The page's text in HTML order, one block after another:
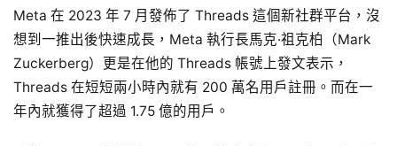
Meta 在 2023 年 7 月發佈了 Threads 這個新社群平台，沒
想到一推出後快速成長，Meta 執行長馬克·祖克柏（Mark
Zuckerberg）更是在他的 Threads 帳號上發文表示，
Threads 在短短兩小時內就有 200 萬名用戶註冊。而在一
年內就獲得了超過 1.75 億的用戶。